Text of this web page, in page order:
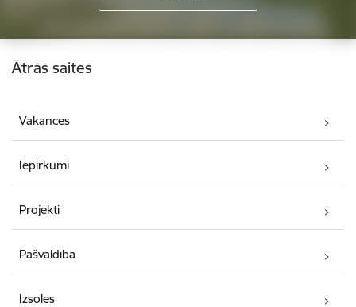
Kājene
Ātrās saites
Vakances
Iepirkumi
Projekti
Pašvaldība
Izsoles